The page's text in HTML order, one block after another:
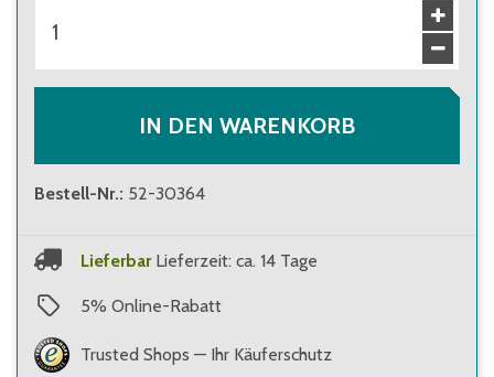
ab 8 Stück
€ 246,00
ab 100 Stück
IN DEN WARENKORB
Bestell-Nr.: 52-30364
Lieferbar Lieferzeit: ca. 14 Tage
5% Online-Rabatt
Trusted Shops — Ihr Käuferschutz